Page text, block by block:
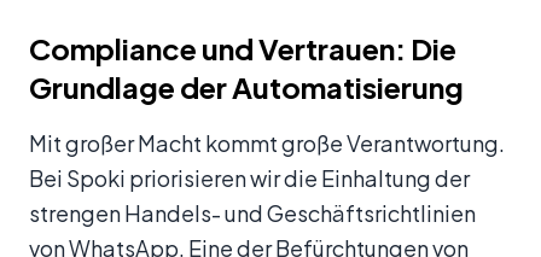
Compliance und Vertrauen: Die
Grundlage der Automatisierung
Mit großer Macht kommt große Verantwortung.
Bei Spoki priorisieren wir die Einhaltung der
strengen Handels- und Geschäftsrichtlinien
von WhatsApp. Eine der Befürchtungen von